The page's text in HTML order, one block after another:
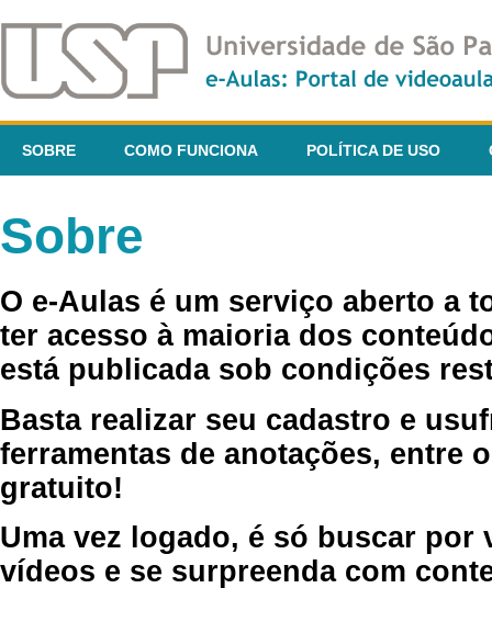
SOBRE COMO FUNCIONA POLÍTICA DE USO
Sobre
O e-Aulas é um serviço aberto a
ter acesso à maioria dos
está publicada sob condições
Basta realizar seu cadastro e
ferramentas de anotações, entre
gratuito!
Uma vez logado, é só buscar por
vídeos e se surpreenda com